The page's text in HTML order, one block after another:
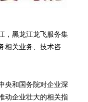
，黑龙江龙飞服务集
相关业务、技术咨
央和国务院对企业深
动企业壮大的相关指